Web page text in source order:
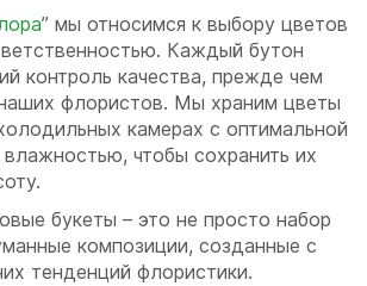
” мы относимся к выбору цветов
Каждый бутон
контроль качества, прежде чем
флористов. Мы храним цветы
камерах с оптимальной
чтобы сохранить их
букеты – это не просто набор
композиции, созданные с
тенденций флористики.